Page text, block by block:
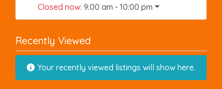
Closed now: 9:00 am - 10:00 pm
Recently Viewed
Your recently viewed listings will show here.